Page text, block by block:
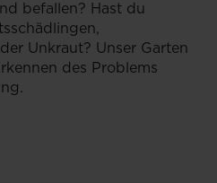
befallen? Hast du
Unkraut? Unser Garten
des Problems